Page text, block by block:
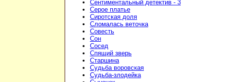
Сентиментальный детектив - 3
Серое платье
Сиротская доля
Сломалась веточка
Совесть
Сон
Сосед
Спящий зверь
Старшина
Судьба воровская
Судьба-злодейка